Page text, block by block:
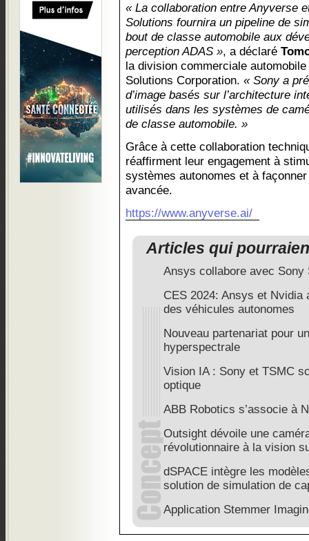
« La collaboration entre Anyverse
Solutions fournira un pipeline de
bout de classe automobile aux
perception ADAS », a déclaré
la division commerciale
Solutions Corporation. « Sony a
d’image basés sur l’architecture
utilisés dans les systèmes de
de classe automobile. »
Grâce à cette collaboration
réaffirment leur engagement à
systèmes autonomes et à
avancée.
https://www.anyverse.ai/
Articles qui
Ansys collabore avec Sony
CES 2024: Ansys et Nvidia
des véhicules autonomes
Nouveau partenariat pour
hyperspectrale
Vision IA : Sony et TSMC
optique
ABB Robotics s’associe à
Outsight dévoile une
révolutionnaire à la vision
dSPACE intègre les
solution de simulation de
Application Stemmer